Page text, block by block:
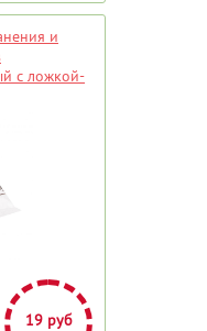
и
с ложкой-
19 руб